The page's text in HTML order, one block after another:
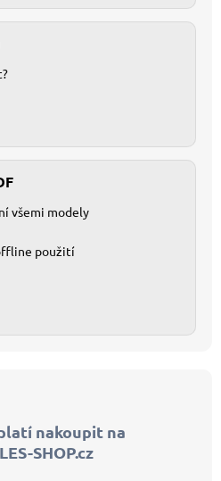
všemi modely
použití
nakoupit na
SHOP.cz